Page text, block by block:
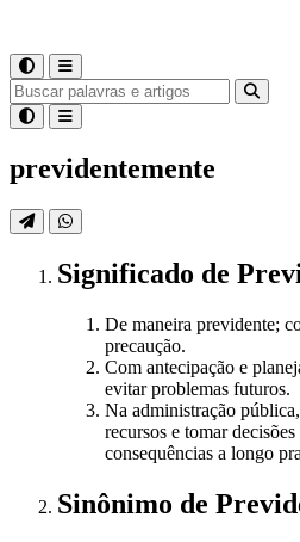
previdentemente
Significado de
De maneira previdente;
precaução.
Com antecipação e
evitar problemas futuros.
Na administração
recursos e tomar
consequências a longo
Sinônimo de